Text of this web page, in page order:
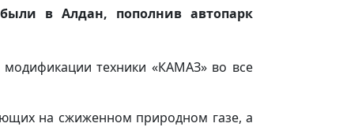
в Алдан, пополнив автопарк
техники «КАМАЗ» во все
на сжиженном природном газе, а